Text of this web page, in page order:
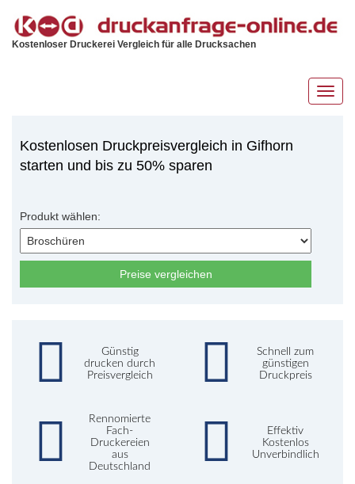
Kostenloser Druckerei Vergleich für alle Drucksachen
Kostenlosen Druckpreisvergleich in Gifhorn
starten und bis zu 50% sparen
Produkt wählen:
Preise vergleichen
Günstig
drucken durch
Preisvergleich
Schnell zum
günstigen
Druckpreis
Rennomierte
Fach-
Druckereien
aus
Deutschland
Effektiv
Kostenlos
Unverbindlich